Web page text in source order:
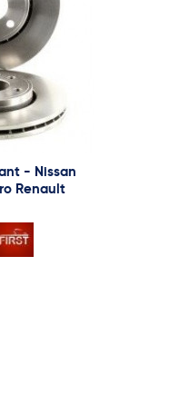
- Nissan
Renault